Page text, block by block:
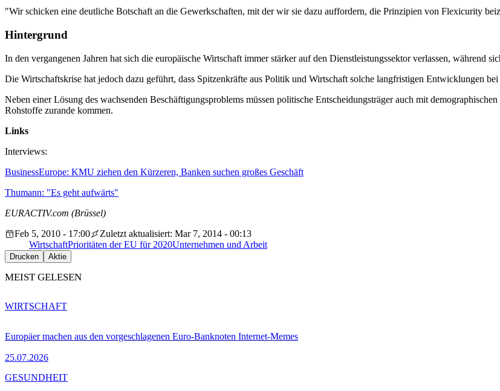
"Wir schicken eine deutliche Botschaft an die Gewerkschaften, mit der wir sie dazu auffordern, die Prinzipien von Flexicurity
Hintergrund
In den vergangenen Jahren hat sich die europäische Wirtschaft immer stärker auf den Dienstleistungssektor verlassen, während
Die Wirtschaftskrise hat jedoch dazu geführt, dass Spitzenkräfte aus Politik und Wirtschaft solche langfristigen Entwicklungen
Neben einer Lösung des wachsenden Beschäftigungsproblems müssen politische Entscheidungsträger auch mit
Rohstoffe zurande kommen.
Links
Interviews:
BusinessEurope: KMU ziehen den Kürzeren, Banken suchen großes Geschäft
Thumann: "Es geht aufwärts"
EURACTIV.com (Brüssel)
Feb 5, 2010 - 17:00
Zuletzt aktualisiert: Mar 7, 2014 - 00:13
WirtschaftPrioritäten der EU für 2020Unternehmen und Arbeit
Drucken Aktie
MEIST GELESEN
Europäer machen aus den vorgeschlagenen Euro-Banknoten Internet-Memes
25.07.2026
WIRTSCHAFT
GESUNDHEIT